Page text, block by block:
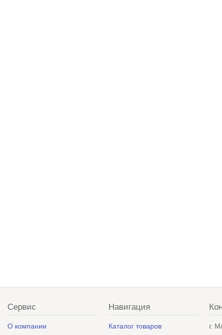
Сервис
О компании
Навигация
Каталог товаров
г.